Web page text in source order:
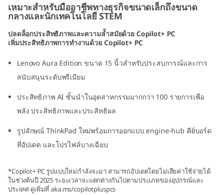
o
1
n
เหมาะสำหรับมืออาชีพทางธุรกิจขนาดเล็กถึงขนาด
กลางและนักเทคโนโลยี STEM
ปลดล็อกประสิทธิภาพและความล้ำสมัยด้วย Copilot+ PC
เพิ่มประสิทธิภาพการทำงานด้วย Copilot+ PC
Lenovo Aura Edition ขนาด 15 นิ้วสำหรับประสบการณ์และการ
สนับสนุนระดับพรีเมียม
ประสิทธิภาพ AI ชั้นนำในอุตสาหกรรมมากกว่า 100 รายการเพื่อ
พลัง ประสิทธิภาพและประสิทธิผล
รูปลักษณ์ ThinkPad ใหม่พร้อมการออกแบบ engine-hub คีย์บอร์ด
ที่อัปเดต และโปรไฟล์บางเฉียบ
*Copilot+ PC รูปแบบใหม่กำลังจะมา สามารถอัปเดตโดยไม่เสียค่าใช้จ่ายได้
ในช่วงต้นปี 2025 ระยะเวลาจะแตกต่างกันไปตามประเภทของอุปกรณ์และ
ประเทศ ดูเพิ่มที่ aka.ms/copilotpluspcs